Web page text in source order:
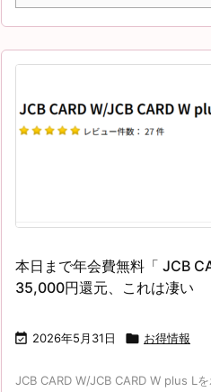
本日まで年会費無料「 JCB
35,000円還元、これは凄い
 2026年5月31日  お得情報
JCB CARD W/JCB CARD W plus L